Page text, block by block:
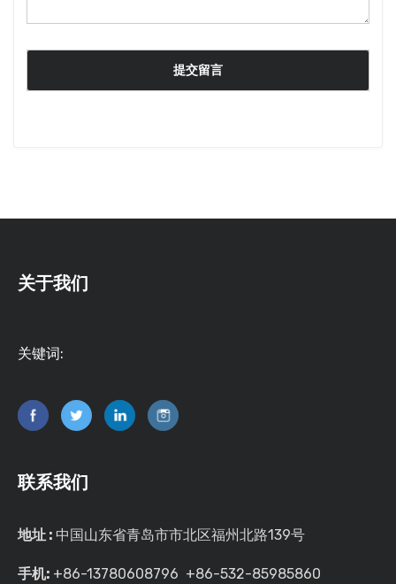
关于我们
关键词:
联系我们
地址 : 中国山东省青岛市市北区福州北路139号
手机: +86-13780608796 +86-532-85985860